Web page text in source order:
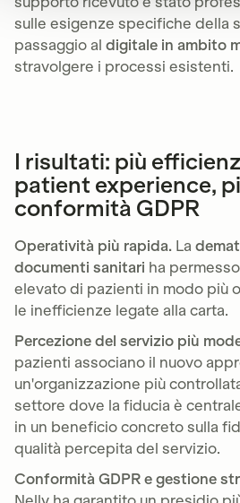
sulle esigenze specifiche della
passaggio al digitale in ambito
stravolgere i processi esistenti.
I risultati: più
patient experience,
conformità GDPR
Operatività più rapida. La
documenti sanitari ha
elevato di pazienti in modo più
le inefficienze legate alla carta.
Percezione del servizio più
pazienti associano il nuovo
un'organizzazione più
settore dove la fiducia è
in un beneficio concreto sulla
qualità percepita del servizio.
Conformità GDPR e gestione